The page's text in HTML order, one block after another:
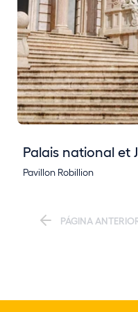
Palais national et
Pavillon Robillion
PÁGINA